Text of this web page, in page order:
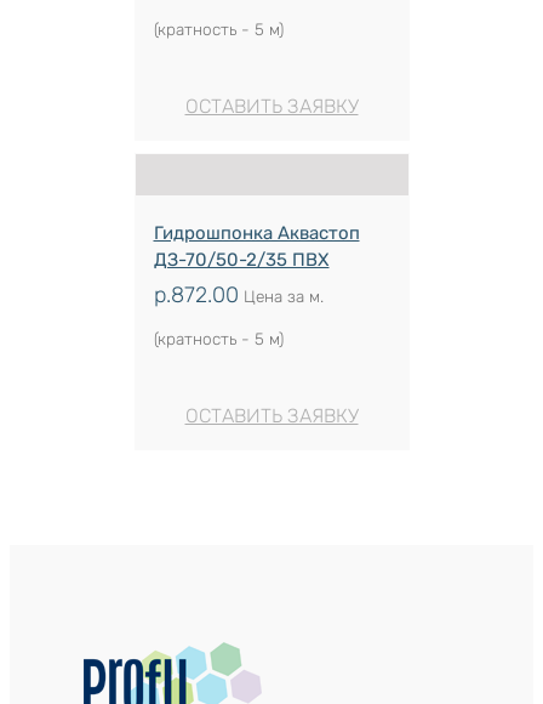
(кратность - 5 м)
ОСТАВИТЬ ЗАЯВКУ
Гидрошпонка Аквастоп
ДЗ-70/50-2/35 ПВХ
р.872.00 Цена за м.
(кратность - 5 м)
ОСТАВИТЬ ЗАЯВКУ